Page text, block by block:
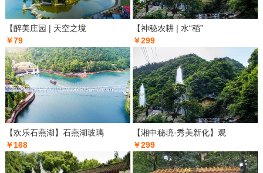
【醉美庄园 | 天空之境
￥79
【神秘农耕 | 水“稻”
￥299
【欢乐石燕湖】石燕湖玻璃
￥168
【湘中秘境·秀美新化】观
￥299